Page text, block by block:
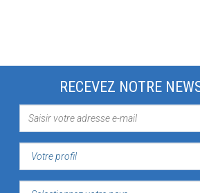
RECEVEZ NOTRE
VOTRE